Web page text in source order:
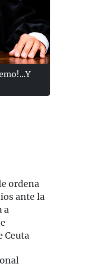
ordena
ante la
a
Ceuta